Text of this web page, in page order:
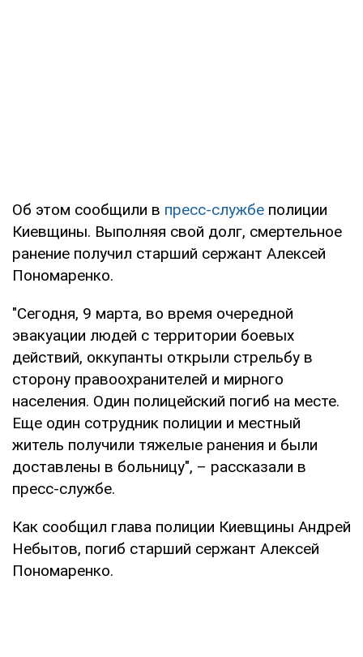
Об этом сообщили в пресс-службе полиции
Киевщины. Выполняя свой долг, смертельное
ранение получил старший сержант Алексей
Пономаренко.
"Сегодня, 9 марта, во время очередной
эвакуации людей с территории боевых
действий, оккупанты открыли стрельбу в
сторону правоохранителей и мирного
населения. Один полицейский погиб на месте.
Еще один сотрудник полиции и местный
житель получили тяжелые ранения и были
доставлены в больницу", – рассказали в
пресс-службе.
Как сообщил глава полиции Киевщины Андрей
Небытов, погиб старший сержант Алексей
Пономаренко.